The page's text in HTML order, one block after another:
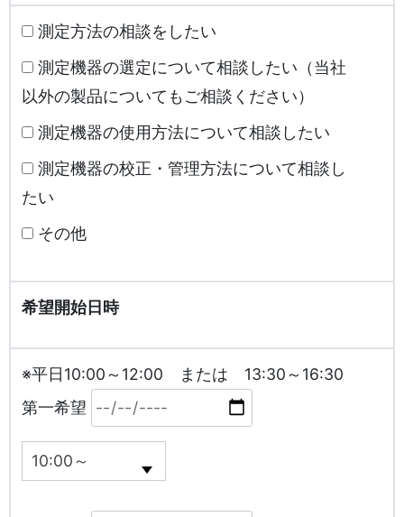
測定方法の相談をしたい
測定機器の選定について相談したい（当社
以外の製品についてもご相談ください）
測定機器の使用方法について相談したい
測定機器の校正・管理方法について相談し
たい
その他
希望開始日時
※平日10:00～12:00 または 13:30～16:30
第一希望